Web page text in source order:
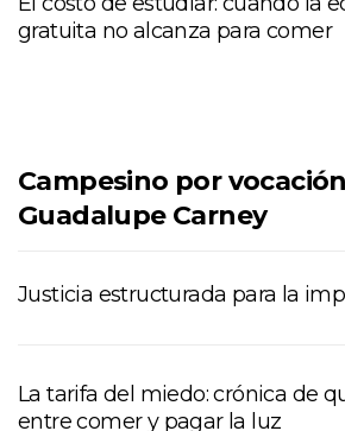
gratuita no alcanza para comer
Campesino por
Guadalupe Carney
Justicia estructurada para la
La tarifa del miedo: crónica de
entre comer y pagar la luz